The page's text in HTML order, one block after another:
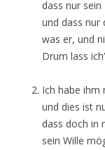
dass nur
und dass nur
was er, und
Drum lass
Ich habe ihm
und dies ist
dass doch in
sein Wille